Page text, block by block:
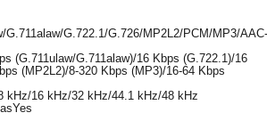
G.711alaw/G.722.1/G.726/MP2L2/PCM/MP3/AAC-
(G.711ulaw/G.711alaw)/16 Kbps (G.722.1)/16
(MP2L2)/8-320 Kbps (MP3)/16-64 Kbps
kHz/16 kHz/32 kHz/44.1 kHz/48 kHz
Yes